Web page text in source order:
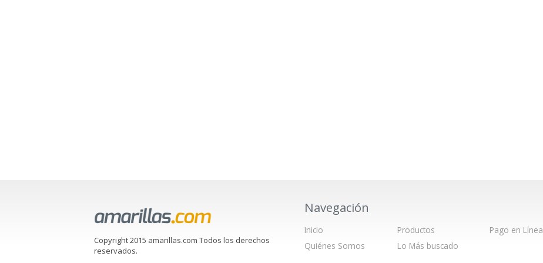
Copyright 2015 amarillas.com Todos los derechos
reservados.
Navegación
Inicio
Quiénes Somos
Productos
Lo Más buscado
Pago en Línea